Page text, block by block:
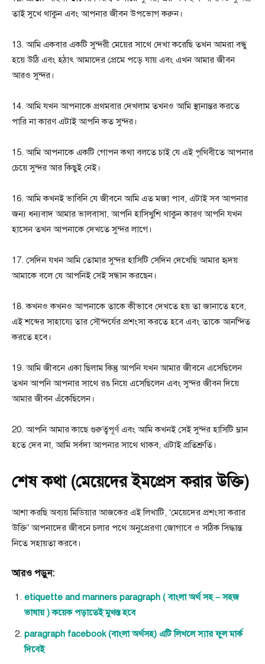
তাই সুখে থাকুন এবং আপনার জীবন উপভোগ করুন।
13. আমি একবার একটি সুন্দরী মেয়ের সাথে দেখা করেছি তখন আমরা বন্ধু
হয়ে উঠি এবং হঠাৎ আমাদের প্রেমে পড়ে যায় এবং এখন আমার জীবন
আরও সুন্দর।
14. আমি যখন আপনাকে প্রথমবার দেখলাম তখনও আমি স্থানান্তর করতে
পারি না কারণ এটাই আপনি কত সুন্দর।
15. আমি আপনাকে একটি গোপন কথা বলতে চাই যে এই পৃথিবীতে আপনার
চেয়ে সুন্দর আর কিছুই নেই।
16. আমি কখনই ভাবিনি যে জীবনে আমি এত মজা পাব, এটাই সব আপনার
জন্য ধন্যবাদ আমার ভালবাসা, আপনি হাসিখুশি থাকুন কারণ আপনি যখন
হাসেন তখন আপনাকে দেখতে সুন্দর লাগে।
17. সেদিন যখন আমি তোমার সুন্দর হাসিটি সেদিন দেখেছি আমার হৃদয়
আমাকে বলে যে আপনিই সেই সন্ধান করছেন।
18. কখনও কখনও আপনাকে তাকে কীভাবে দেখতে হয় তা জানাতে হবে,
এই শব্দের সাহায্যে তার সৌন্দর্যের প্রশংসা করতে হবে এবং তাকে আনন্দিত
করতে হবে।
19. আমি জীবনে একা ছিলাম কিন্তু আপনি যখন আমার জীবনে এসেছিলেন
তখন আপনি আপনার সাথে রঙ নিয়ে এসেছিলেন এবং সুন্দর জীবন দিয়ে
আমার জীবন এঁকেছিলেন।
20. আপনি আমার কাছে গুরুত্বপূর্ণ এবং আমি কখনই সেই সুন্দর হাসিটি ম্লান
হতে দেব না, আমি সর্বদা আপনার সাথে থাকব, এটাই প্রতিশ্রুতি।
শেষ কথা (মেয়েদের ইমপ্রেস করার উক্তি)
আশা করছি অব্যয় মিডিয়ার আজকের এই লিখাটি, ‘মেয়েদের প্রশংসা করার
উক্তি’ আপনাদের জীবনে চলার পথে অনুপ্রেরণা জোগাবে ও সঠিক সিদ্ধান্ত
নিতে সহায়তা করবে।
আরও পড়ুন:
etiquette and manners paragraph ( বাংলা অর্থ সহ – সহজ
ভাষায় ) কয়েক পড়াতেই মুখস্ত হবে
paragraph facebook (বাংলা অর্থসহ) এটি লিখলে স্যার ফুল মার্ক
দিবেই